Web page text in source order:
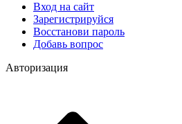
Вход на сайт
Зарегистрируйся
Восстанови пароль
Добавь вопрос
Авторизация